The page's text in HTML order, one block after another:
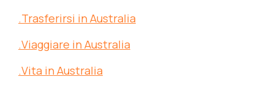
.Trasferirsi in Australia
.Viaggiare in Australia
.Vita in Australia